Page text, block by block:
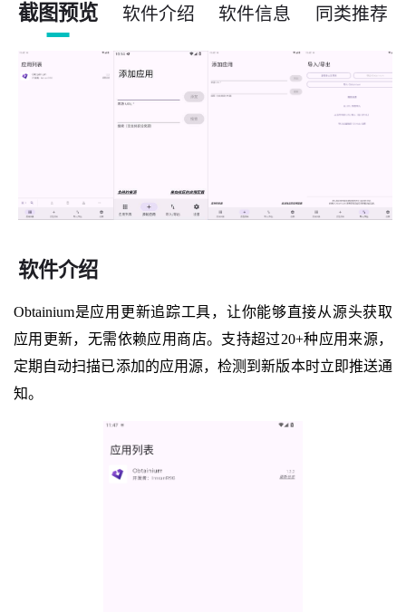
截图预览 软件介绍 软件信息 同类推荐
软件介绍
Obtainium是应用更新追踪工具，让你能够直接从源头获取
应用更新，无需依赖应用商店。支持超过20+种应用来源，
定期自动扫描已添加的应用源，检测到新版本时立即推送通
知。